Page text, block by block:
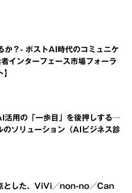
か？- ポストAI時代のコミュニケ
インターフェース市場フォーラ
活用の「一歩目」を後押しする─
ソリューション〈AIビジネス診
とした、ViVi／non-no／Can